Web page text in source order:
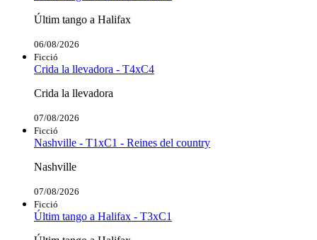
Últim tango a Halifax
06/08/2026
Ficció
Crida la llevadora - T4xC4
Crida la llevadora
07/08/2026
Ficció
Nashville - T1xC1 - Reines del country
Nashville
07/08/2026
Ficció
Últim tango a Halifax - T3xC1